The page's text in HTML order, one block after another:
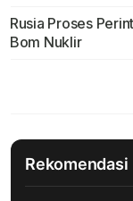
Rusia Proses
Bom Nuklir
Rekomendasi